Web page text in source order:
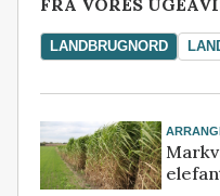
LANDBRUGNORD